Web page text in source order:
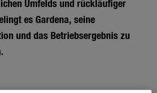
Umfelds und rückläufiger
es Gardena, seine
und das Betriebsergebnis zu